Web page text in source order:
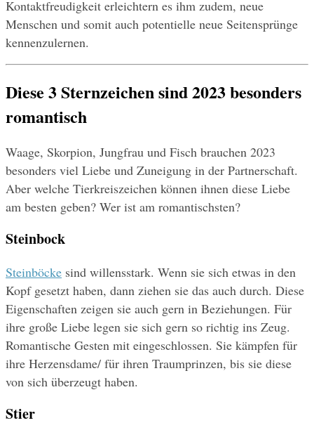
Kontaktfreudigkeit erleichtern es ihm zudem, neue
Menschen und somit auch potentielle neue Seitensprünge
kennenzulernen.
Diese 3 Sternzeichen sind 2023 besonders
romantisch
Waage, Skorpion, Jungfrau und Fisch brauchen 2023
besonders viel Liebe und Zuneigung in der Partnerschaft.
Aber welche Tierkreiszeichen können ihnen diese Liebe
am besten geben? Wer ist am romantischsten?
Steinbock
Steinböcke sind willensstark. Wenn sie sich etwas in den
Kopf gesetzt haben, dann ziehen sie das auch durch. Diese
Eigenschaften zeigen sie auch gern in Beziehungen. Für
ihre große Liebe legen sie sich gern so richtig ins Zeug.
Romantische Gesten mit eingeschlossen. Sie kämpfen für
ihre Herzensdame/ für ihren Traumprinzen, bis sie diese
von sich überzeugt haben.
Stier